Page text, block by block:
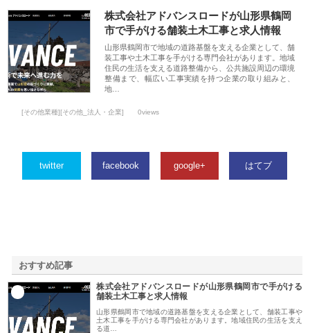
株式会社アドバンスロードが山形県鶴岡
市で手がける舗装土木工事と求人情報
山形県鶴岡市で地域の道路基盤を支える企業として、舗
装工事や土木工事を手がける専門会社があります。地域
住民の生活を支える道路整備から、公共施設周辺の環境
整備まで、幅広い工事実績を持つ企業の取り組みと、
地…
[その他業種][その他_法人・企業] 0views
twitter facebook google+ はてブ
おすすめ記事
株式会社アドバンスロードが山形県鶴岡市で手がける
舗装土木工事と求人情報
山形県鶴岡市で地域の道路基盤を支える企業として、舗装工事や
土木工事を手がける専門会社があります。地域住民の生活を支え
る道…